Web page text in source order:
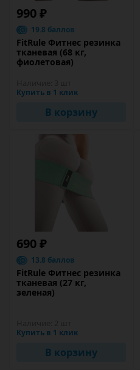
990 ₽
19.8 баллов
FitRule Фитнес резинка
тканевая (68 кг,
фиолетовая)
Купить в 1 клик
В корзину
690 ₽
13.8 баллов
FitRule Фитнес резинка
тканевая (27 кг,
зеленая)
Купить в 1 клик
В корзину